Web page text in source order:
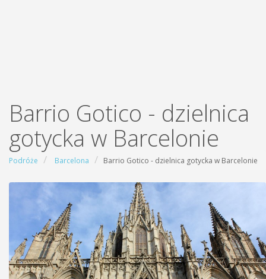
Barrio Gotico - dzielnica
gotycka w Barcelonie
Podróże Barcelona Barrio Gotico - dzielnica gotycka w Barcelonie